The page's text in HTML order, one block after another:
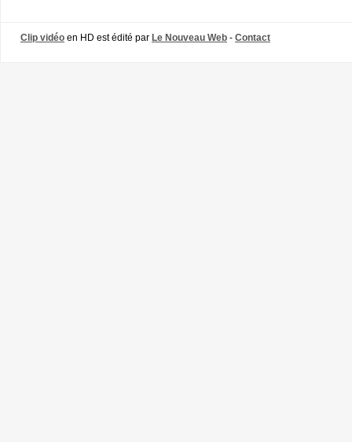
Clip vidéo en HD est édité par Le Nouveau Web - Contact